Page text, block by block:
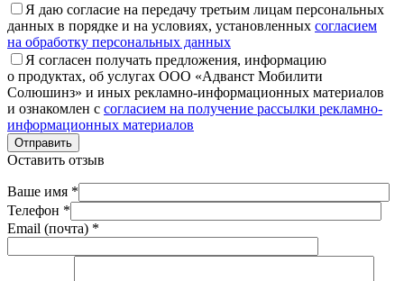
Я даю согласие на передачу третьим лицам персональных
данных в порядке и на условиях, установленных согласием
на обработку персональных данных
Я согласен получать предложения, информацию
о продуктах, об услугах ООО «Адванст Мобилити
Солюшинз» и иных рекламно-информационных материалов
и ознакомлен с согласием на получение рассылки рекламно-
информационных материалов
Отправить
Оставить отзыв
Ваше имя *
Телефон *
Email (почта) *